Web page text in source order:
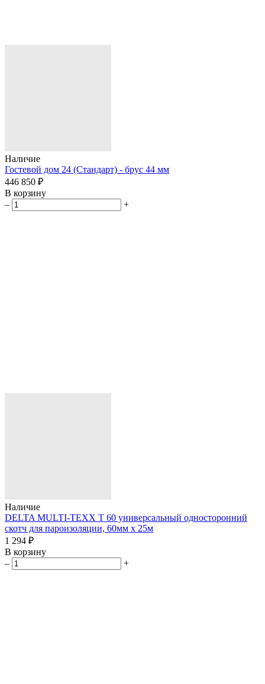
Наличие
Гостевой дом 24 (Стандарт) - брус 44 мм
446 850 ₽
В корзину
–
+
Наличие
DELTA MULTI-TEXX T 60 универсальный односторонний
скотч для пароизоляции, 60мм х 25м
1 294 ₽
В корзину
–
+